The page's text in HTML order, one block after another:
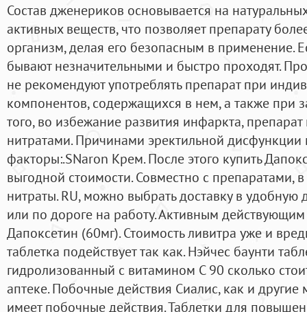
Состав дженериков основывается на
активных веществ, что позволяет препарату
организм, делая его безопасным в применение.
бывают незначительными и быстро проходят.
не рекомендуют употреблять препарат при
компонентов, содержащихся в нем, а также при
того, во избежание развития инфаркта,
нитратами. Причинами эректильной дисфункции
факторы:.SNaron Крем. После этого купить
выгодной стоимости. Совместно с препаратами, в
нитраты. RU, можно выбрать доставку в
или по дороге на работу. Активным
Дапоксетин (60мг). Стоимость ливитра уже и
таблетка подействует так как. Нэйчес баунти
гидролизованный с витамином С 90 сколько
аптеке. Побочные действия Сиалис, как и
имеет побочные действия. Таблетки для